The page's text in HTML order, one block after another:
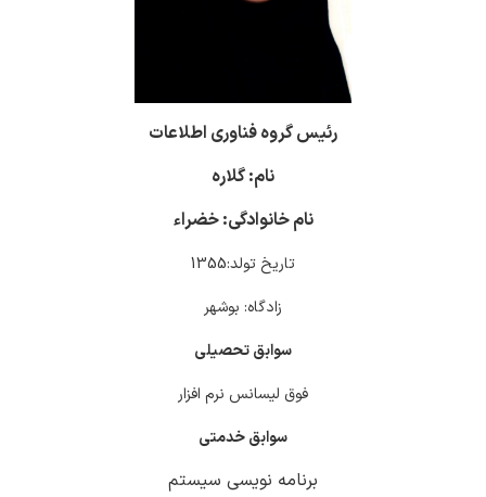
رئیس گروه فناوری اطلاعات
نام: گلاره
نام خانوادگی: خضراء
تاریخ تولد:1355
زادگاه: بوشهر
سوابق تحصیلی
فوق لیسانس نرم افزار
سوابق خدمتی
برنامه نویسی سیستم